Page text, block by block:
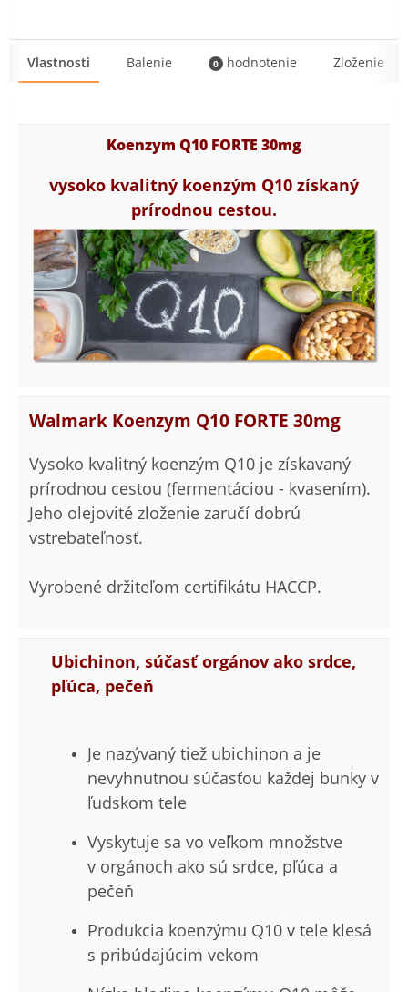
Vlastnosti Balenie 0 hodnotenie Zloženie
Koenzym Q10 FORTE 30mg
vysoko kvalitný koenzým Q10 získaný
prírodnou cestou.
Walmark Koenzym Q10 FORTE 30mg
Vysoko kvalitný koenzým Q10 je získavaný
prírodnou cestou (fermentáciou - kvasením).
Jeho olejovité zloženie zaručí dobrú
vstrebateľnosť.
Vyrobené držiteľom certifikátu HACCP.
Ubichinon, súčasť orgánov ako srdce,
pľúca, pečeň
Je nazývaný tiež ubichinon a je
nevyhnutnou súčasťou každej bunky v
ľudskom tele
Vyskytuje sa vo veľkom množstve
v orgánoch ako sú srdce, pľúca a
pečeň
Produkcia koenzýmu Q10 v tele klesá
s pribúdajúcim vekom